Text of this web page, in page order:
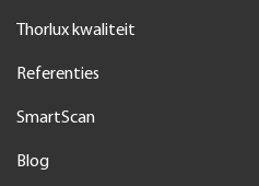
Thorlux kwaliteit
Referenties
SmartScan
Blog